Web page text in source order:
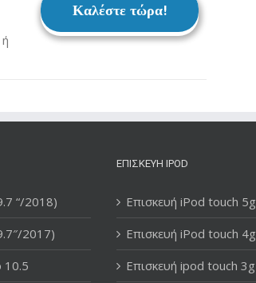
Καλέστε τώρα!
“/2018)
2017)
10.5
ΕΠΙΣΚΕΥΉ IPOD
Επισκευή iPod touch 5g
Επισκευή iPod touch 4g
Επισκευή ipod touch 3g